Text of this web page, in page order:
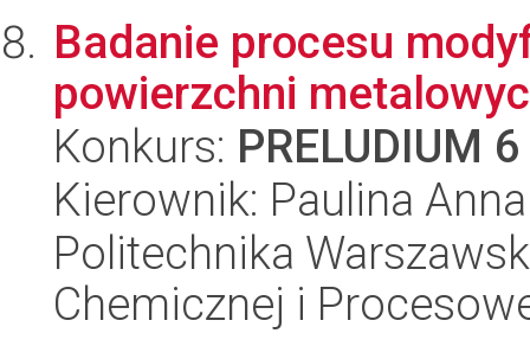
Badanie procesu
powierzchni
Konkurs: PRELUDIUM 6
Kierownik: Paulina
Politechnika
Chemicznej i